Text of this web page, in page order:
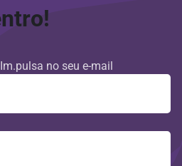
no seu e-mail